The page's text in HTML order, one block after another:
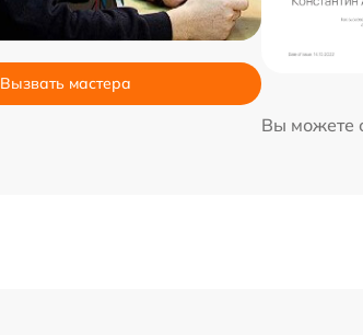
Вызвать мастера
Вы можете